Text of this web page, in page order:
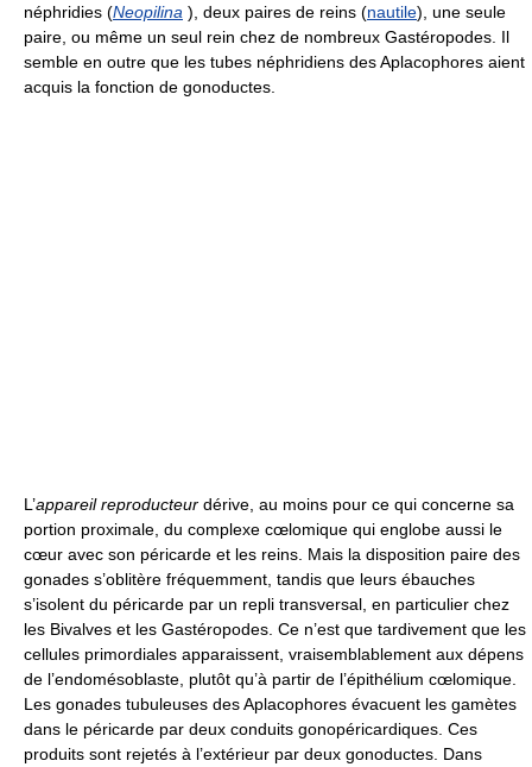
néphridies (Neopilina ), deux paires de reins (nautile), une seule
paire, ou même un seul rein chez de nombreux Gastéropodes. Il
semble en outre que les tubes néphridiens des Aplacophores aient
acquis la fonction de gonoductes.
L’appareil reproducteur dérive, au moins pour ce qui concerne sa
portion proximale, du complexe cœlomique qui englobe aussi le
cœur avec son péricarde et les reins. Mais la disposition paire des
gonades s’oblitère fréquemment, tandis que leurs ébauches
s’isolent du péricarde par un repli transversal, en particulier chez
les Bivalves et les Gastéropodes. Ce n’est que tardivement que les
cellules primordiales apparaissent, vraisemblablement aux dépens
de l’endomésoblaste, plutôt qu’à partir de l’épithélium cœlomique.
Les gonades tubuleuses des Aplacophores évacuent les gamètes
dans le péricarde par deux conduits gonopéricardiques. Ces
produits sont rejetés à l’extérieur par deux gonoductes. Dans